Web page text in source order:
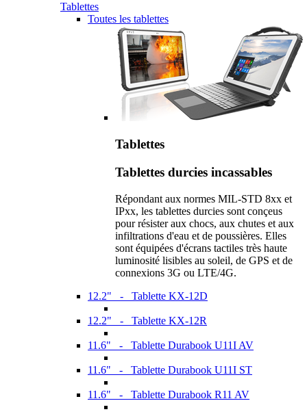
Tablettes
Toutes les tablettes
Tablettes
Tablettes durcies incassables
Répondant aux normes MIL-STD 8xx et
IPxx, les tablettes durcies sont conçeus
pour résister aux chocs, aux chutes et aux
infiltrations d'eau et de poussières. Elles
sont équipées d'écrans tactiles très haute
luminosité lisibles au soleil, de GPS et de
connexions 3G ou LTE/4G.
12.2" - Tablette KX-12D
12.2" - Tablette KX-12R
11.6" - Tablette Durabook U11I AV
11.6" - Tablette Durabook U11I ST
11.6" - Tablette Durabook R11 AV